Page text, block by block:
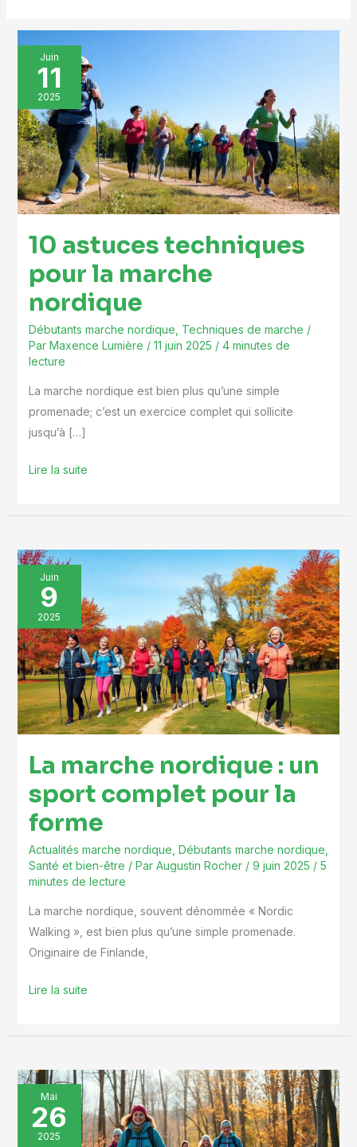
Juin
11
2025
10 astuces techniques
pour la marche
nordique
Débutants marche nordique, Techniques de marche /
Par Maxence Lumière / 11 juin 2025 / 4 minutes de
lecture
La marche nordique est bien plus qu’une simple
promenade; c’est un exercice complet qui sollicite
jusqu’à […]
astuces
techniques
pour
la
marche
nordique
Lire la suite
Juin
9
2025
La marche nordique : un
sport complet pour la
forme
Actualités marche nordique Débutants marche nordique
Santé et bien-être / Par Augustin Rocher / 9 juin 2025 / 5
minutes de lecture
La marche nordique, souvent dénommée « Nordic
Walking », est bien plus qu’une simple promenade.
Originaire de Finlande,
marche
nordique
:
un
sport
complet
pour
forme
Lire la suite
Mai
26
2025
Tout
ce
que